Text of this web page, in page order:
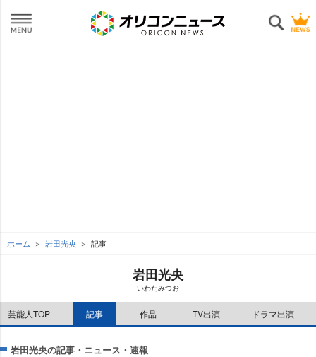
ホーム 田光央 記事
田光央
いわたみつお
芸能人TOP 記事 作品 TV出演 ドラマ出演
田光央の記事・ニュース・速報